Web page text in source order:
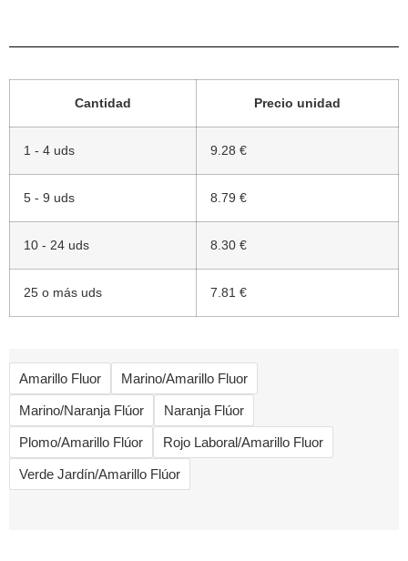
Cantidad Precio unidad
1 - 4 uds 9.28 €
5 - 9 uds 8.79 €
10 - 24 uds 8.30 €
25 o más uds 7.81 €
Amarillo Fluor Marino/Amarillo Fluor
Marino/Naranja Flúor Naranja Flúor
Plomo/Amarillo Flúor Rojo Laboral/Amarillo Fluor
Verde Jardín/Amarillo Flúor